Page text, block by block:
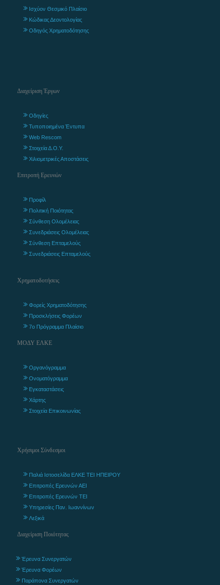
Ισχύον Θεσμικό Πλαίσιο
Κώδικας Δεοντολογίας
Οδηγός Χρηματοδότησης
Διαχείριση Έργων
Οδηγίες
Τυποποιημένα Έντυπα
Web Rescom
Στοιχεία Δ.Ο.Υ.
Χιλιομετρικές Αποστάσεις
Επιτροπή Ερευνών
Προφίλ
Πολιτική Ποιότητας
Σύνθεση Ολομέλειας
Συνεδριάσεις Ολομέλειας
Σύνθεση Επταμελούς
Συνεδριάσεις Επταμελούς
Χρηματοδοτήσεις
Φορείς Χρηματοδότησης
Προσκλήσεις Φορέων
7ο Πρόγραμμα Πλαίσιο
ΜΟΔΥ ΕΛΚΕ
Οργανόγραμμα
Ονοματόγραμμα
Εγκαταστάσεις
Χάρτης
Στοιχεία Επικοινωνίας
Χρήσιμοι Σύνδεσμοι
Παλιά Ιστοσελίδα ΕΛΚΕ ΤΕΙ ΗΠΕΙΡΟΥ
Επιτροπές Ερευνών ΑΕΙ
Επιτροπές Ερευνών ΤΕΙ
Υπηρεσίες Παν. Ιωαννίνων
Λεξικά
Διαχείριση Ποιότητας
Έρευνα Συνεργατών
Έρευνα Φορέων
Παράπονα Συνεργατών